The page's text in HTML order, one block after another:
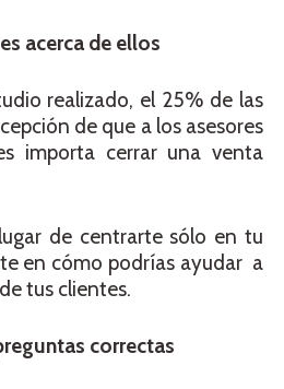
acerca de ellos
realizado, el 25% de las
de que a los asesores
importa cerrar una venta
de centrarte sólo en tu
en cómo podrías ayudar a
tus clientes.
correctas